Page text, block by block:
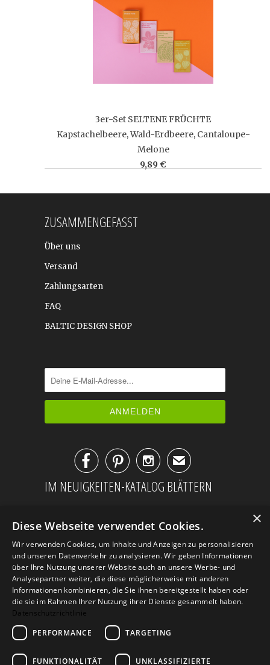
3er-Set SELTENE FRÜCHTE
Kapstachelbeere, Wald-Erdbeere, Cantaloupe-
Melone
9,89 €
ZUSAMMENGEFASST
Über uns
Versand
Zahlungsarten
FAQ
BALTIC DESIGN SHOP
✉
IM NEUIGKEITEN-KATALOG BLÄTTERN
AGB Datenschutz
Impressum
Kontakt
×
Diese Webseite verwendet Cookies.
Wir verwenden Cookies, um Inhalte und Anzeigen zu personalisieren
und unseren Datenverkehr zu analysieren. Wir geben Informationen
über Ihre Nutzung unserer Website auch an unsere Werbe- und
Analysepartner weiter, die diese möglicherweise mit anderen
Informationen kombinieren, die Sie ihnen bereitgestellt haben oder
die sie im Rahmen Ihrer Nutzung ihrer Dienste gesammelt haben.
Datenschutzrichtlinie
PERFORMANCE
TARGETING
FUNKTIONALITÄT UNKLASSIFIZIERTE